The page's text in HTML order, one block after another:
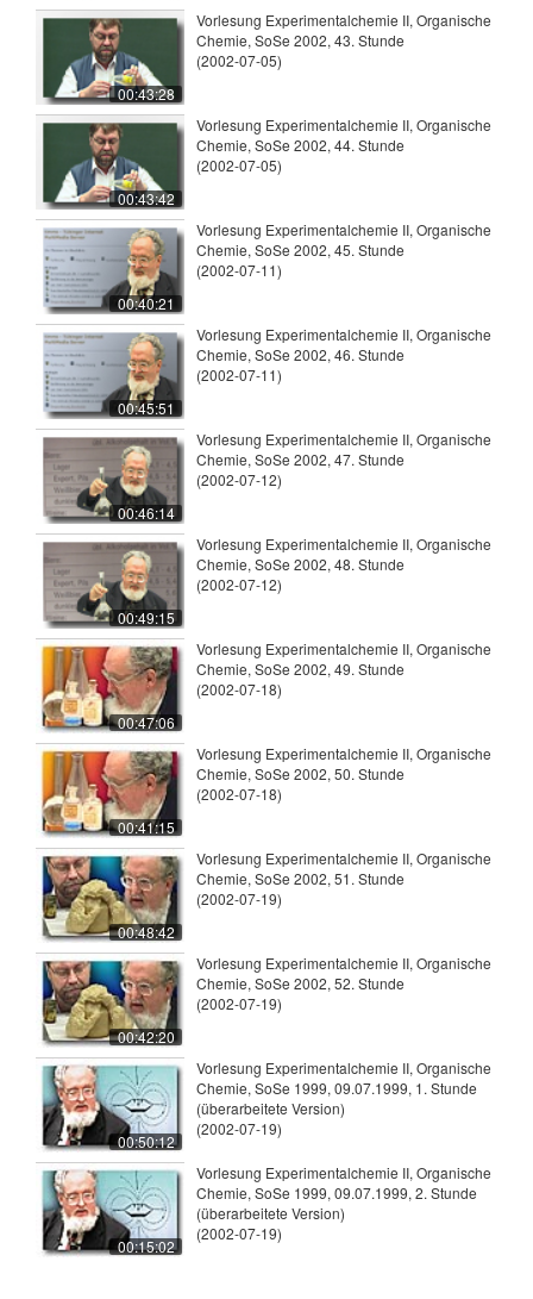
00:43:28
Vorlesung Experimentalchemie II, Organische
Chemie, SoSe 2002, 43. Stunde
(2002-07-05)
00:43:42
Vorlesung Experimentalchemie II, Organische
Chemie, SoSe 2002, 44. Stunde
(2002-07-05)
00:40:21
Vorlesung Experimentalchemie II, Organische
Chemie, SoSe 2002, 45. Stunde
(2002-07-11)
00:45:51
Vorlesung Experimentalchemie II, Organische
Chemie, SoSe 2002, 46. Stunde
(2002-07-11)
00:46:14
Vorlesung Experimentalchemie II, Organische
Chemie, SoSe 2002, 47. Stunde
(2002-07-12)
00:49:15
Vorlesung Experimentalchemie II, Organische
Chemie, SoSe 2002, 48. Stunde
(2002-07-12)
00:47:06
Vorlesung Experimentalchemie II, Organische
Chemie, SoSe 2002, 49. Stunde
(2002-07-18)
00:41:15
Vorlesung Experimentalchemie II, Organische
Chemie, SoSe 2002, 50. Stunde
(2002-07-18)
00:48:42
Vorlesung Experimentalchemie II, Organische
Chemie, SoSe 2002, 51. Stunde
(2002-07-19)
00:42:20
Vorlesung Experimentalchemie II, Organische
Chemie, SoSe 2002, 52. Stunde
(2002-07-19)
00:50:12
Vorlesung Experimentalchemie II, Organische
Chemie, SoSe 1999, 09.07.1999, 1. Stunde
(überarbeitete Version)
(2002-07-19)
00:15:02
Vorlesung Experimentalchemie II, Organische
Chemie, SoSe 1999, 09.07.1999, 2. Stunde
(überarbeitete Version)
(2002-07-19)